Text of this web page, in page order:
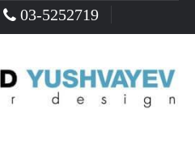
03-5252719